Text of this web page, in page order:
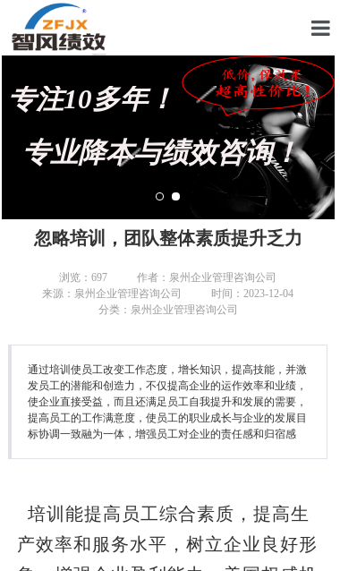
专注10多年！
专业降本与绩效咨询！
首页
关于我
管理咨
KPI绩
薪酬设
文化绩
降本增
联系我
忽略培训，团队整体素质提升乏力
浏览： 697
作者：泉州企业管理咨询公司
来源：泉州企业管理咨询公司
时间：2023-12-04
分类：泉州企业管理咨询公司
通过培训使员工改变工作态度，增长知识，提高技能，并激
发员工的潜能和创造力，不仅提高企业的运作效率和业绩，
使企业直接受益，而且还满足员工自我提升和发展的需要，
提高员工的工作满意度，使员工的职业成长与企业的发展目
标协调一致融为一体，增强员工对企业的责任感和归宿感
培训能提高员工综合素质，提高生
产效率和服务水平，树立企业良好形